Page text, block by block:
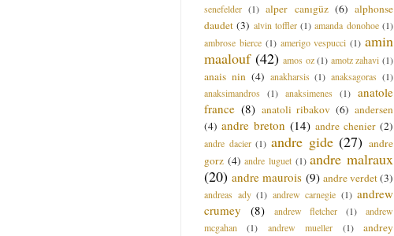
senefelder (1) alper canıgüz (6) alphonse
daudet (3) alvin toffler (1) amanda donohoe (1)
ambrose bierce (1) amerigo vespucci (1) amin
maalouf (42) amos oz (1) amotz zahavi (1)
anais nin (4) anakharsis (1) anaksagoras (1)
anaksimandros
(1) anaksimenes (1) anatole
france (8) anatoli ribakov (6) andersen
(4) andre breton (14) andre chenier (2)
andre dacier (1) andre gide (27) andre
gorz (4) andre luguet (1) andre malraux
(20) andre maurois (9) andre verdet(3)
andreas ady (1) andrew carnegie (1) andrew
crumey
(8) andrew fletcher (1)
andrew
mcgahan
(1) andrew mueller (1)
andrey